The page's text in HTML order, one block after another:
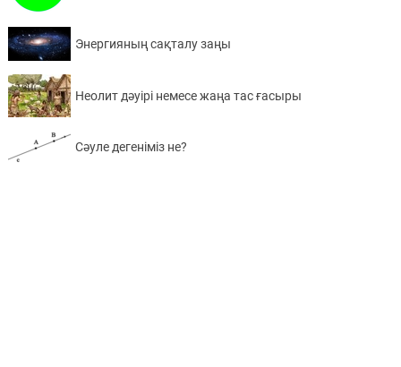
Энергияның сақталу заңы
Неолит дәуірі немесе жаңа тас ғасыры
Сәуле дегеніміз не?